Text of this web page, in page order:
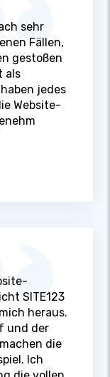
sehr
Fällen,
gestoßen
als
jedes
Website-
SITE123
heraus.
und der
die
Ich